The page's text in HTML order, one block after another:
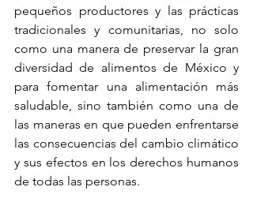
pequeños productores y las prácticas
tradicionales y comunitarias, no solo
como una manera de preservar la gran
diversidad de alimentos de México y
para fomentar una alimentación más
saludable, sino también como una de
las maneras en que pueden enfrentarse
las consecuencias del cambio climático
y sus efectos en los derechos humanos
de todas las personas.